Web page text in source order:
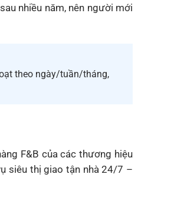
nhiều năm, nên người mới
theo ngày/tuần/tháng,
F&B của các thương hiệu
siêu thị giao tận nhà 24/7 –